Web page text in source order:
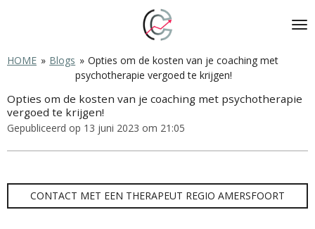
de
HOME » Blogs » Opties om de kosten van je coaching met
psychotherapie vergoed te krijgen!
Opties om de kosten van je coaching met psychotherapie
vergoed te krijgen!
Gepubliceerd op 13 juni 2023 om 21:05
CONTACT MET EEN THERAPEUT REGIO AMERSFOORT